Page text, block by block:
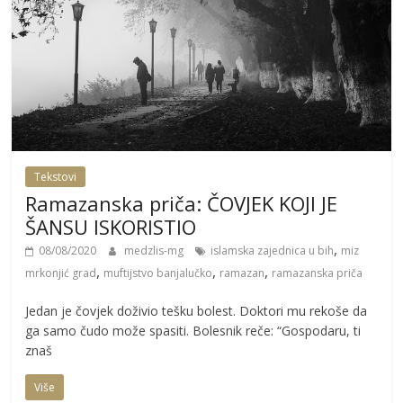
Tekstovi
Ramazanska priča: ČOVJEK KOJI JE
ŠANSU ISKORISTIO
08/08/2020 medzlis-mg islamska zajednica u bih, miz
mrkonjić grad, muftijstvo banjalučko, ramazan, ramazanska priča
Jedan je čovjek doživio tešku bolest. Doktori mu rekoše da
ga samo čudo može spasiti. Bolesnik reče: “Gospodaru, ti
znaš
Više